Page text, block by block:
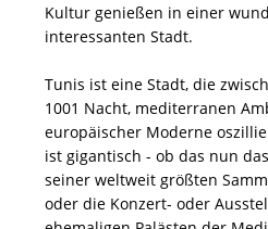
Kultur genießen in einer
interessanten Stadt.
Tunis ist eine Stadt, die
1001 Nacht, mediterranen
europäischer Moderne
ist gigantisch - ob das nun
seiner weltweit größten
oder die Konzert- oder